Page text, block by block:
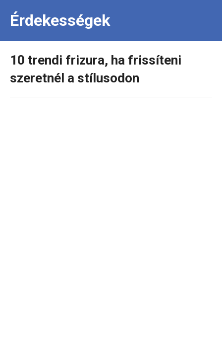
Érdekességek
10 trendi frizura, ha frissíteni
szeretnél a stílusodon